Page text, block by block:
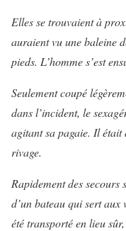
Elles se trouvaient à
auraient vu une baleine
pieds. L’homme s’est
Seulement coupé
dans l’incident, le
agitant sa pagaie. Il était
rivage.
Rapidement des
d’un bateau qui sert aux
été transporté en lieu